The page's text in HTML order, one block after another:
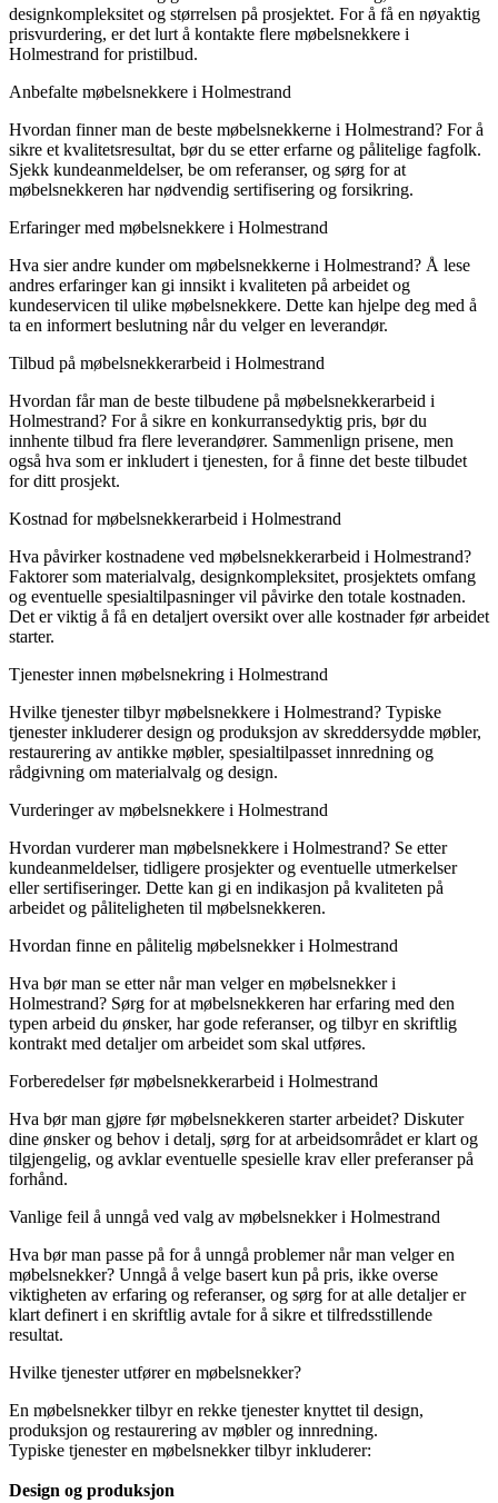
designkompleksitet og størrelsen på prosjektet. For å få en nøyaktig
prisvurdering, er det lurt å kontakte flere møbelsnekkere i
Holmestrand for pristilbud.
Anbefalte møbelsnekkere i Holmestrand
Hvordan finner man de beste møbelsnekkerne i Holmestrand? For å
sikre et kvalitetsresultat, bør du se etter erfarne og pålitelige fagfolk.
Sjekk kundeanmeldelser, be om referanser, og sørg for at
møbelsnekkeren har nødvendig sertifisering og forsikring.
Erfaringer med møbelsnekkere i Holmestrand
Hva sier andre kunder om møbelsnekkerne i Holmestrand? Å lese
andres erfaringer kan gi innsikt i kvaliteten på arbeidet og
kundeservicen til ulike møbelsnekkere. Dette kan hjelpe deg med å
ta en informert beslutning når du velger en leverandør.
Tilbud på møbelsnekkerarbeid i Holmestrand
Hvordan får man de beste tilbudene på møbelsnekkerarbeid i
Holmestrand? For å sikre en konkurransedyktig pris, bør du
innhente tilbud fra flere leverandører. Sammenlign prisene, men
også hva som er inkludert i tjenesten, for å finne det beste tilbudet
for ditt prosjekt.
Kostnad for møbelsnekkerarbeid i Holmestrand
Hva påvirker kostnadene ved møbelsnekkerarbeid i Holmestrand?
Faktorer som materialvalg, designkompleksitet, prosjektets omfang
og eventuelle spesialtilpasninger vil påvirke den totale kostnaden.
Det er viktig å få en detaljert oversikt over alle kostnader før arbeidet
starter.
Tjenester innen møbelsnekring i Holmestrand
Hvilke tjenester tilbyr møbelsnekkere i Holmestrand? Typiske
tjenester inkluderer design og produksjon av skreddersydde møbler,
restaurering av antikke møbler, spesialtilpasset innredning og
rådgivning om materialvalg og design.
Vurderinger av møbelsnekkere i Holmestrand
Hvordan vurderer man møbelsnekkere i Holmestrand? Se etter
kundeanmeldelser, tidligere prosjekter og eventuelle utmerkelser
eller sertifiseringer. Dette kan gi en indikasjon på kvaliteten på
arbeidet og påliteligheten til møbelsnekkeren.
Hvordan finne en pålitelig møbelsnekker i Holmestrand
Hva bør man se etter når man velger en møbelsnekker i
Holmestrand? Sørg for at møbelsnekkeren har erfaring med den
typen arbeid du ønsker, har gode referanser, og tilbyr en skriftlig
kontrakt med detaljer om arbeidet som skal utføres.
Forberedelser før møbelsnekkerarbeid i Holmestrand
Hva bør man gjøre før møbelsnekkeren starter arbeidet? Diskuter
dine ønsker og behov i detalj, sørg for at arbeidsområdet er klart og
tilgjengelig, og avklar eventuelle spesielle krav eller preferanser på
forhånd.
Vanlige feil å unngå ved valg av møbelsnekker i Holmestrand
Hva bør man passe på for å unngå problemer når man velger en
møbelsnekker? Unngå å velge basert kun på pris, ikke overse
viktigheten av erfaring og referanser, og sørg for at alle detaljer er
klart definert i en skriftlig avtale for å sikre et tilfredsstillende
resultat.
Hvilke tjenester utfører en møbelsnekker?
En møbelsnekker tilbyr en rekke tjenester knyttet til design,
produksjon og restaurering av møbler og innredning.
Typiske tjenester en møbelsnekker tilbyr inkluderer:
Design og produksjon